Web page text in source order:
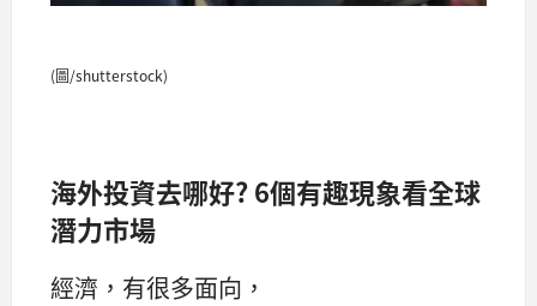
(圖/shutterstock)
海外投資去哪好? 6個有趣現象看全球
潛力市場
經濟，有很多面向，